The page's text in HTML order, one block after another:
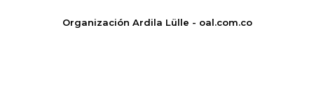
Organización Ardila Lülle - oal.com.co